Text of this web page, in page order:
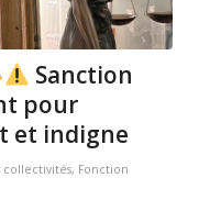
Sanction
pour
et indigne
collectivités, Fonction